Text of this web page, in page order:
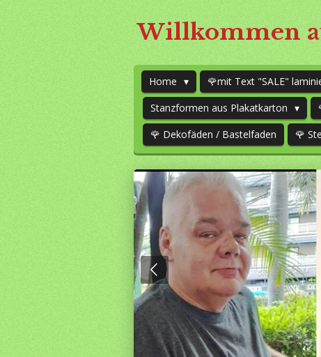
Willkommen
Home 🌹mit Text "SALE"
Stanzformen aus Plakatkarton
🌹 Dekofäden / Bastelfaden
🌹